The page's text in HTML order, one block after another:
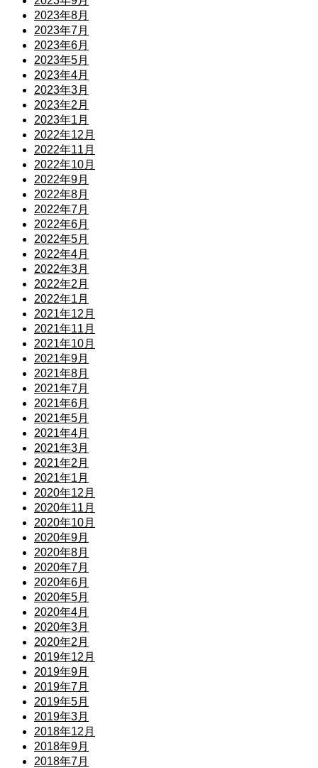
2023年8月
2023年7月
2023年6月
2023年5月
2023年4月
2023年3月
2023年2月
2023年1月
2022年12月
2022年11月
2022年10月
2022年9月
2022年8月
2022年7月
2022年6月
2022年5月
2022年4月
2022年3月
2022年2月
2022年1月
2021年12月
2021年11月
2021年10月
2021年9月
2021年8月
2021年7月
2021年6月
2021年5月
2021年4月
2021年3月
2021年2月
2021年1月
2020年12月
2020年11月
2020年10月
2020年9月
2020年8月
2020年7月
2020年6月
2020年5月
2020年4月
2020年3月
2020年2月
2019年12月
2019年9月
2019年7月
2019年5月
2019年3月
2018年12月
2018年9月
2018年7月